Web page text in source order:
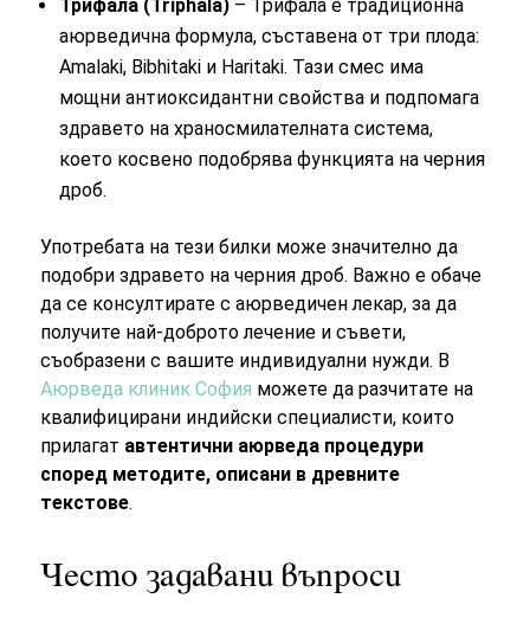
Трифала (Triphala) – Трифала е традиционна
аюрведична формула, съставена от три плода:
Amalaki, Bibhitaki и Haritaki. Тази смес има
мощни антиоксидантни свойства и подпомага
здравето на храносмилателната система,
което косвено подобрява функцията на черния
дроб.
Употребата на тези билки може значително да
подобри здравето на черния дроб. Важно е обаче
да се консултирате с аюрведичен лекар, за да
получите най-доброто лечение и съвети,
съобразени с вашите индивидуални нужди. В
Аюрведа клиник София можете да разчитате на
квалифицирани индийски специалисти, които
прилагат автентични аюрведа процедури
според методите, описани в древните
текстове.
Често задавани въпроси